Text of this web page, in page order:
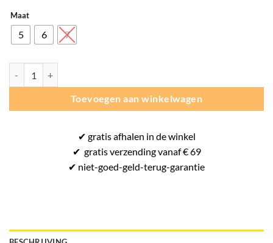
Maat
5 6 7
Toevoegen aan winkelwagen
✔ gratisafhalen in de winkel
✔ gratisverzending vanaf € 69
✔ niet-goed-geld-terug-garantie